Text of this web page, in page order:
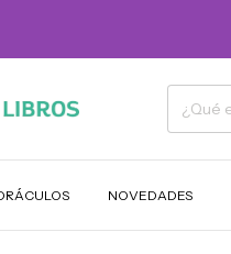
NOVEDADES